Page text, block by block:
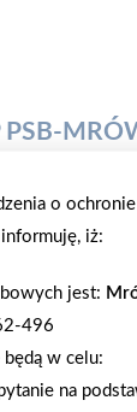
PSB-
członek Grupy
Mrówek.
8
o
iż:
jest:
496
w celu:
na